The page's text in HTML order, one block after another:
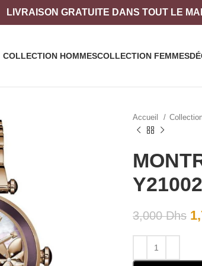
LIVRAISON GRATUITE DANS TOUT LE
COLLECTION HOMMESCOLLECTION FEMMES
Accueil
3,000Dhs